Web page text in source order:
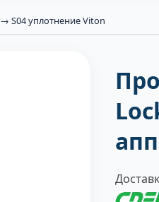
→ S04 уплотнение Viton